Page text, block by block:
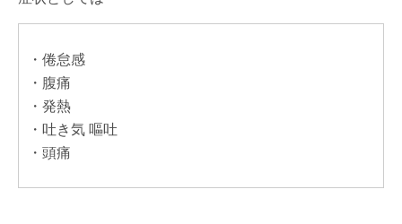
・倦怠感
・腹痛
・発熱
・吐き気 嘔吐
・頭痛